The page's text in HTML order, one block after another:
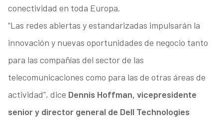
conectividad en toda Europa.
“Las redes abiertas y estandarizadas impulsarán la
innovación y nuevas oportunidades de negocio tanto
para las compañías del sector de las
telecomunicaciones como para las de otras áreas de
actividad”, dice Dennis Hoffman, vicepresidente
senior y director general de Dell Technologies